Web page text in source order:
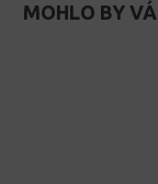
MOHLO BY